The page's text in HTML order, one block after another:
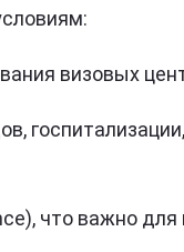
визовых
что важно